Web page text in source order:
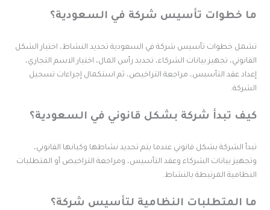
خطوات تأسيس شركة في السعودية؟
خطوات تأسيس شركة في السعودية تحديد النشاط، اختيار الشكل
تجهيز بيانات الشركاء، تحديد رأس المال، اختيار الاسم التجاري،
عقد التأسيس، مراجعة التراخيص، ثم استكمال إجراءات تسجيل
تبدأ شركة بشكل قانوني في السعودية؟
الشركة بشكل قانوني عندما يتم تحديد نشاطها وكيانها القانوني،
بيانات الشركاء وعقد التأسيس، ومراجعة التراخيص أو المتطلبات
المرتبطة بالنشاط.
المتطلبات النظامية لتأسيس شركة؟